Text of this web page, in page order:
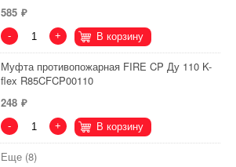
585
- + В корзину
Муфта противопожарная FIRE CP Ду 110 K-
flex R85CFCP00110
248
- + В корзину
Еще (8)